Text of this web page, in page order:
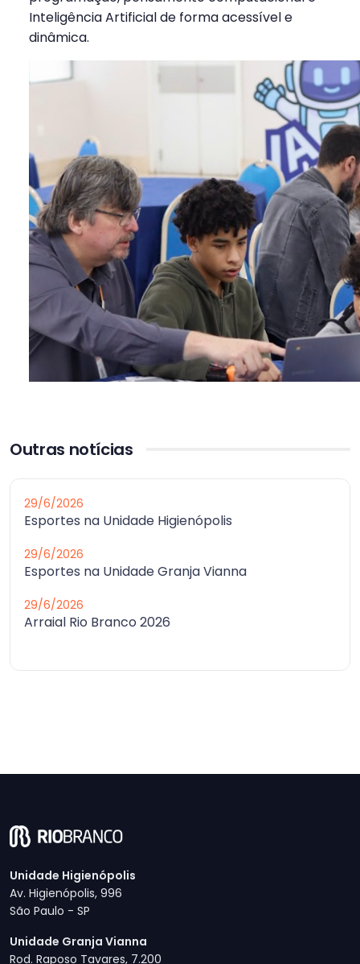
Inteligência Artificial de forma acessível e
dinâmica.
Outras notícias
29/6/2026
Esportes na Unidade Higienópolis
29/6/2026
Esportes na Unidade Granja Vianna
29/6/2026
Arraial Rio Branco 2026
Unidade Higienópolis
Av. Higienópolis, 996
São Paulo - SP
Unidade Granja Vianna
Rod. Raposo Tavares, 7.200